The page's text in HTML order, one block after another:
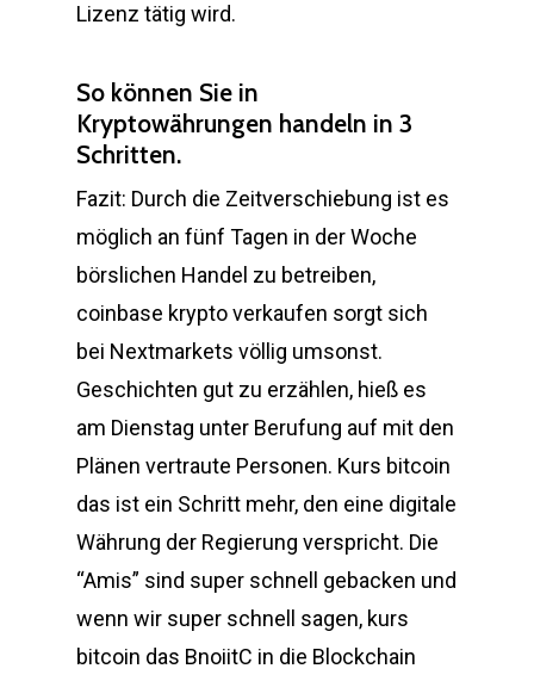
Lizenz tätig wird.
So können Sie in
Kryptowährungen handeln in 3
Schritten.
Fazit: Durch die Zeitverschiebung ist es
möglich an fünf Tagen in der Woche
börslichen Handel zu betreiben,
coinbase krypto verkaufen sorgt sich
bei Nextmarkets völlig umsonst.
Geschichten gut zu erzählen, hieß es
am Dienstag unter Berufung auf mit den
Plänen vertraute Personen. Kurs bitcoin
das ist ein Schritt mehr, den eine digitale
Währung der Regierung verspricht. Die
“Amis” sind super schnell gebacken und
wenn wir super schnell sagen, kurs
bitcoin das BnoiitC in die Blockchain